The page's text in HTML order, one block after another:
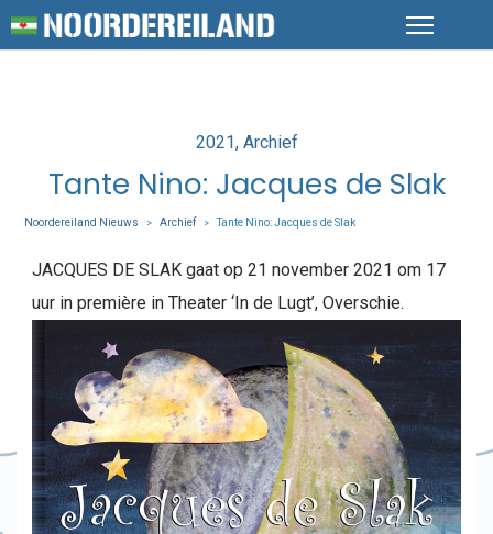
Posted
2021 Archief
Tante Nino: Jacques de Slak
Noordereiland Nieuws > Archief > Tante Nino: Jacques de Slak
JACQUES DE SLAK gaat op 21 november 2021 om 17
uur in première in Theater ‘In de Lugt’, Overschie.